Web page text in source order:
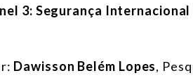
3: Segurança
Dawisson Belém Lopes,